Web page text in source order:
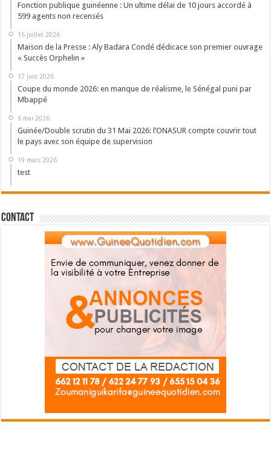
Fonction publique guinéenne : Un ultime délai de 10 jours accordé à
599 agents non recensés
16 juillet 2026
Maison de la Presse : Aly Badara Condé dédicace son premier ouvrage
« Succès Orphelin »
17 juin 2026
Coupe du monde 2026: en manque de réalisme, le Sénégal puni par
Mbappé
6 mai 2026
Guinée/Double scrutin du 31 Mai 2026: l’ONASUR compte couvrir tout
le pays avec son équipe de supervision
19 mars 2026
test
Contact